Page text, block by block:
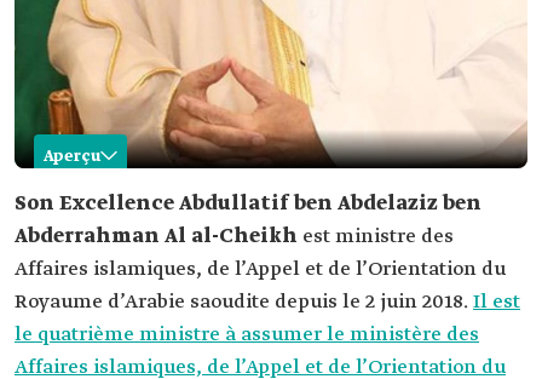
Aperçu
Abdullatif ben Abdelaziz Al al-Cheikh
Nom
Abdullatif ben Abdelaziz ben Aderrahmane Al al-
Cheikh.
Lieu de
naissance
Riyad.
Poste actuel
ministre des Affaires islamiques, de l'Appel et de
Son Excellence Abdullatif ben Abdelaziz ben
Abderrahman Al al-Cheikh est ministre des
Affaires islamiques, de l’Appel et de l’Orientation du
Royaume d’Arabie saoudite depuis le 2 juin 2018.Il est
le quatrième ministre à assumer le ministère des
Affaires islamiques, de l’Appel et de l’Orientation du